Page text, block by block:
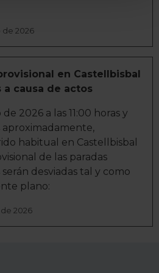
específicas (huellas
sobre cómo se procesan sus
sus preferencias en la
cambiar o retirar su
momento en la Declaración
basada en la
cookies o tecnologías
la dirección IP, los
o páginas visitadas), nos
actividad para mantener activa
para nuestros usuarios.
y análisis de tu
de 2026
en Castellbisbal
causa de actos
2026 a las 11:00 horas y
aproximadamente,
habitual en Castellbisbal
de las paradas
desviadas tal y como
plano:
2026